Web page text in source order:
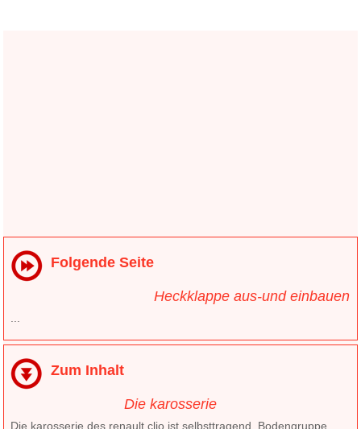
Folgende Seite
Heckklappe aus-und einbauen
Zum Inhalt
Die karosserie
Die karosserie des renault clio ist selbsttragend. Bodengruppe.